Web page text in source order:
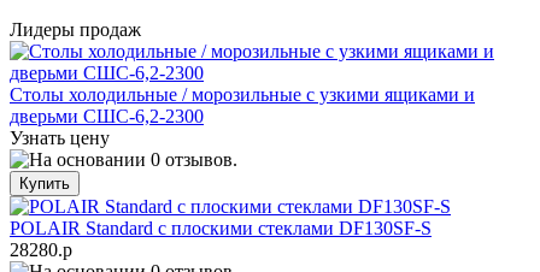
Лидеры продаж
Столы холодильные / морозильные с узкими ящиками и
дверьми СШС-6,2-2300
Узнать цену
POLAIR Standard с плоскими стеклами DF130SF-S
28280.р